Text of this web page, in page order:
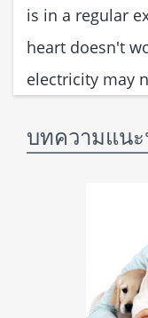
is in a regular
heart doesn't
electricity may
บทความแน